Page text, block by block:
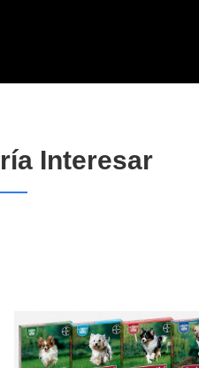
Interesar